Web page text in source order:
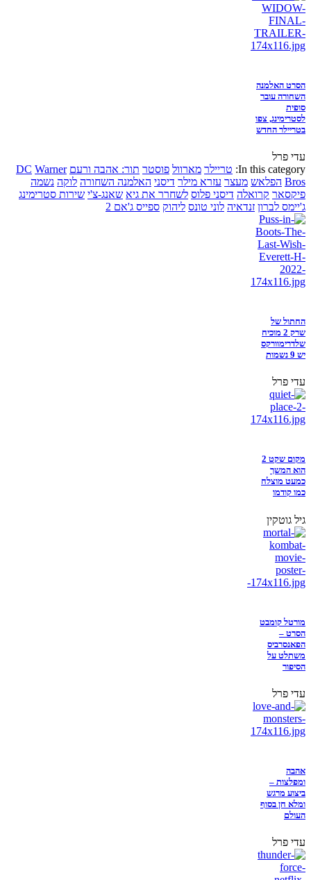
הסרט האלמנה
השחורה עובר
סופית
לסטרימינג, צפו
בטריילר החדש
עדי פרל
In this category: טריילר מארוול פוסטר תור: אהבה ורעם DC Warner
Bros הפלאש מעצר עזרא מילר דיסני האלמנה השחורה לוקה נשמה
פיקסאר קרואלה דיסני פלוס לשחרר את גיא שאנג-צ'י שירות סטרימינג
ג'יימס לברון זנדאיה לוני טונס ליהוק ספייס ג'אם 2
החתול של
שרק 2 מוכיח
שלדרימוורקס
יש 9 נשמות
עדי פרל
מקום שקט 2
הוא המשך
כמעט מוצלח
כמו קודמו
גיל גוטקין
מורטל קומבט
הסרט –
הפאנסרביס
משתלט על
הסיפור
עדי פרל
אהבה
ומפלצות –
ביצוע מרגש
ומלא חן בסוף
העולם
עדי פרל